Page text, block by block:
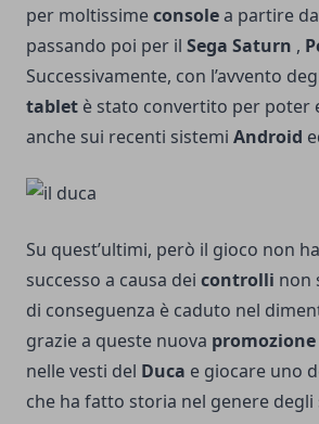
per moltissimeconsolea partire
passando poi per il Sega Saturn ,
Successivamente, con l’avvento
tablet è stato convertito per poter
anche sui recenti sistemi Android
Su quest’ultimi, però il gioco non
successo a causa dei controlli non
di conseguenza è caduto nel
grazie a queste nuova promozione
nelle vesti del Duca e giocare uno
che ha fatto storia nel genere